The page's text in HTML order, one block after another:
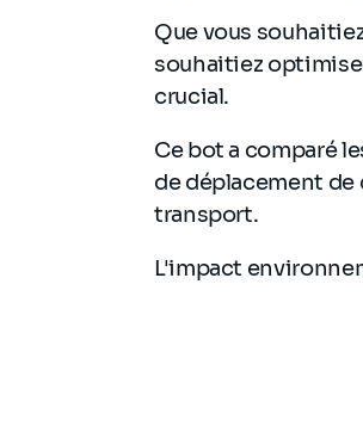
Que vous
souhaitiez
crucial.
Ce bot a comparé
de déplacement
transport.
L'impact